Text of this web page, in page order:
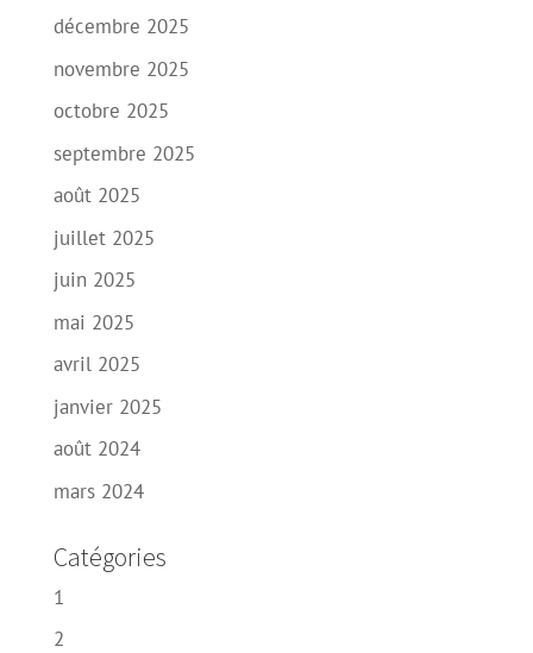
décembre 2025
novembre 2025
octobre 2025
septembre 2025
août 2025
juillet 2025
juin 2025
mai 2025
avril 2025
janvier 2025
août 2024
mars 2024
Catégories
1
2